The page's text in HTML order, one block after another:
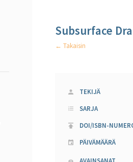
Subsurface
← Takaisin
TEKIJÄ
SARJA
DOI/ISBN-
PÄIVÄMÄÄRÄ